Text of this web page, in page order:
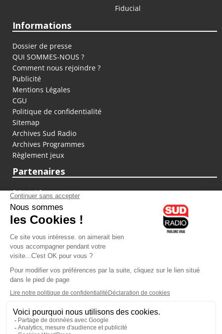
Fiducial
Informations
Dossier de presse
QUI SOMMES-NOUS ?
Comment nous rejoindre ?
Publicité
Mentions Légales
CGU
Politique de confidentialité
Sitemap
Archives Sud Radio
Archives Programmes
Règlement jeux
Partenaires
fiducial.fr
lyoncapitale.fr
olympique-et-lyonnais.com
L'application Iphone / Android
Téléchargez l'application
Les cookies
Gestion des cookies